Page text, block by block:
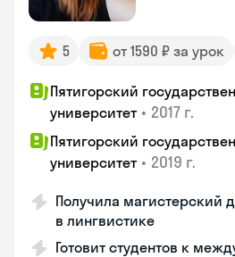
5 от 1590 ₽ за урок
Пятигорский
университет • 2017 г.
Пятигорский
университет • 2019 г.
Получила магистерский
в лингвистике
Готовит студентов к